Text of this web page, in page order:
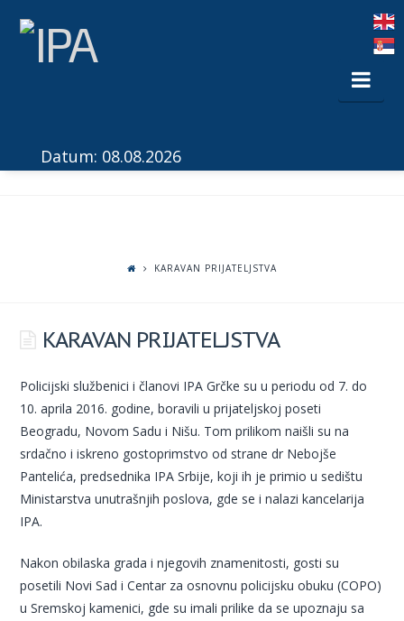
Datum: 08.08.2026
KARAVAN PRIJATELJSTVA
KARAVAN PRIJATELJSTVA
Policijski službenici i članovi IPA Grčke su u periodu od 7. do
10. aprila 2016. godine, boravili u prijateljskoj poseti
Beogradu, Novom Sadu i Nišu. Tom prilikom naišli su na
srdačno i iskreno gostoprimstvo od strane dr Nebojše
Pantelića, predsednika IPA Srbije, koji ih je primio u sedištu
Ministarstva unutrašnjih poslova, gde se i nalazi kancelarija
IPA.
Nakon obilaska grada i njegovih znamenitosti, gosti su
posetili Novi Sad i Centar za osnovnu policijsku obuku (COPO)
u Sremskoj kamenici, gde su imali prilike da se upoznaju sa